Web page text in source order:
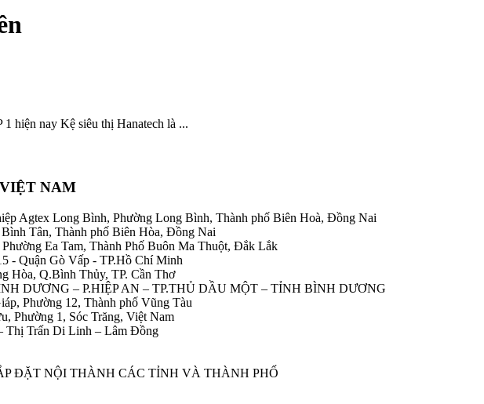
hiện nay Kệ siêu thị Hanatech là ...
NAM
Agtex Long Bình, Phường Long Bình, Thành phố Biên Hoà, Đồng Nai
Tân, Thành phố Biên Hòa, Đồng Nai
Ea Tam, Thành Phố Buôn Ma Thuột, Đắk Lắk
- Quận Gò Vấp - TP.Hồ Chí Minh
Hòa, Q.Bình Thủy, TP. Cần Thơ
DƯƠNG – P.HIỆP AN – TP.THỦ DẦU MỘT – TỈNH BÌNH DƯƠNG
Phường 12, Thành phố Vũng Tàu
Phường 1, Sóc Trăng, Việt Nam
Thị Trấn Di Linh – Lâm Đồng
ĐẶT NỘI THÀNH CÁC TỈNH VÀ THÀNH PHỐ